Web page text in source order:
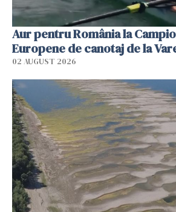
Aur pentru România la
Europene de canotaj de la
02 AUGUST 2026